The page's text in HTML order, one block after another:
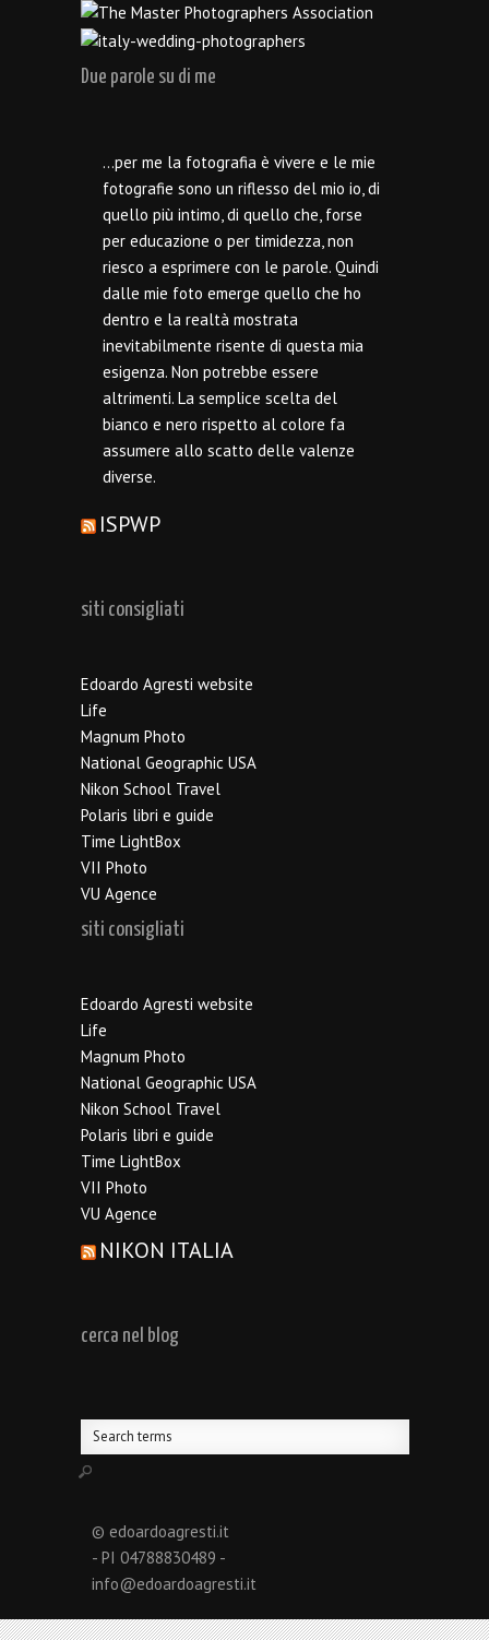
Due parole su di me
…per me la fotografia è vivere e le mie
fotografie sono un riflesso del mio io, di
quello più intimo, di quello che, forse
per educazione o per timidezza, non
riesco a esprimere con le parole. Quindi
dalle mie foto emerge quello che ho
dentro e la realtà mostrata
inevitabilmente risente di questa mia
esigenza. Non potrebbe essere
altrimenti. La semplice scelta del
bianco e nero rispetto al colore fa
assumere allo scatto delle valenze
diverse.
ISPWP
siti consigliati
Edoardo Agresti website
Life
Magnum Photo
National Geographic USA
Nikon School Travel
Polaris libri e guide
Time LightBox
VII Photo
VU Agence
siti consigliati
Edoardo Agresti website
Life
Magnum Photo
National Geographic USA
Nikon School Travel
Polaris libri e guide
Time LightBox
VII Photo
VU Agence
NIKON ITALIA
cerca nel blog
© edoardoagresti.it
- PI 04788830489 -
info@edoardoagresti.it